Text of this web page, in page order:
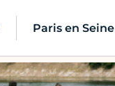
Paris en Seine